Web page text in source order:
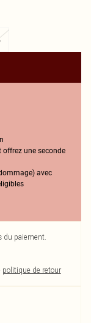
offrez une seconde
avec
du paiement.
politique de retour